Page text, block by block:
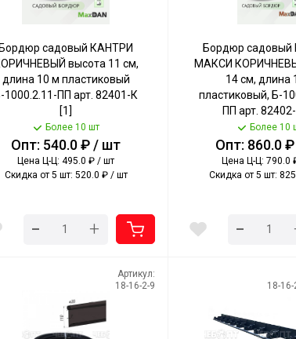
Бордюр садовый КАНТРИ
высота 11 см,
длина 10 м пластиковый
1000.2.11-ПП арт. 82401-К
[1]
Более 10 шт
Опт: 540.0 ₽ / шт
Цена Ц-Ц: 495.0 ₽ / шт
Скидка от 5 шт: 520.0 ₽ / шт
- +
Бордюр садовый
МАКСИ
14 см, длина
пластиковый, Б-
ПП арт.
Более 10
Опт: 860.0
Цена Ц-Ц: 790.0
Скидка от 5 шт:
-
Артикул:
18-16-2-9
18-